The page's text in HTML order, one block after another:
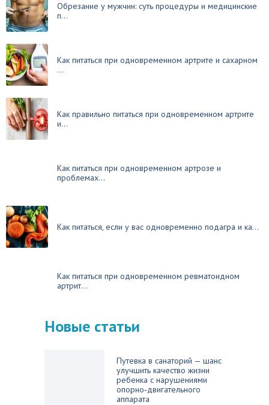
Обрезание у мужчин: суть процедуры и медицинские
п...
Как питаться при одновременном артрите и сахарном
...
Как правильно питаться при одновременном артрите
и...
Как питаться при одновременном артрозе и
проблемах...
Как питаться, если у вас одновременно подагра и ка...
Как питаться при одновременном ревматоидном
артрит...
Новые статьи
Путевка в санаторий — шанс
улучшить качество жизни
ребенка с нарушениями
опорно‑двигательного
аппарата